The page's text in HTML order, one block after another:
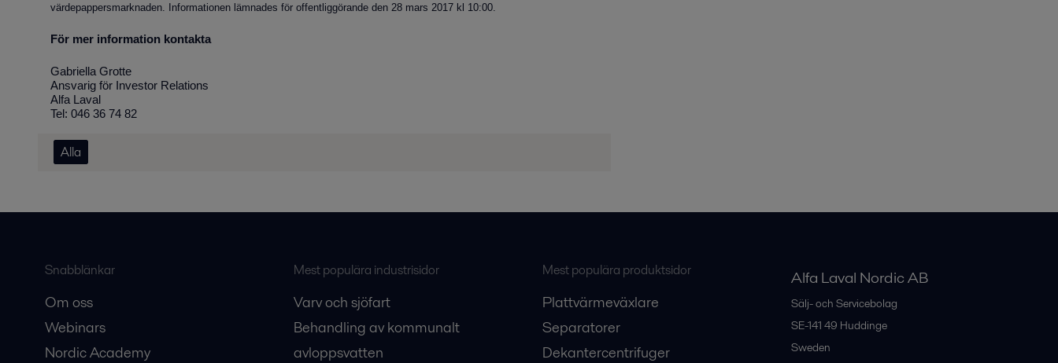
värdepappersmarknaden. Informationen lämnades för offentliggörande den 28 mars 2017 kl 10:00.
För mer information kontakta
Gabriella Grotte
Ansvarig för Investor Relations
Alfa Laval
Tel: 046 36 74 82
Alla
Snabblänkar
Om oss
Webinars
Nordic Academy
Mest populära industrisidor
Varv och sjöfart
Behandling av kommunalt
avloppsvatten
Mest populära produktsidor
Plattvärmeväxlare
Separatorer
Dekantercentrifuger
Alfa Laval Nordic AB
Sälj- och Servicebolag
SE-141 49 Huddinge
Sweden